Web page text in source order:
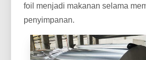
foil menjadi makanan selama
penyimpanan.